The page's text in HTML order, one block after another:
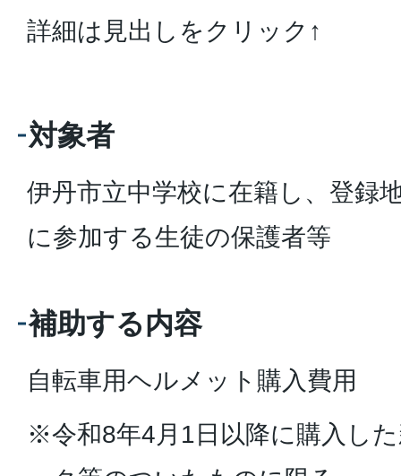
詳細は見出しをクリック↑
対象者
伊丹市立中学校に在籍し、登録
に参加する生徒の保護者等
補助する内容
自転車用ヘルメット購入費用
※令和8年4月1日以降に購入し